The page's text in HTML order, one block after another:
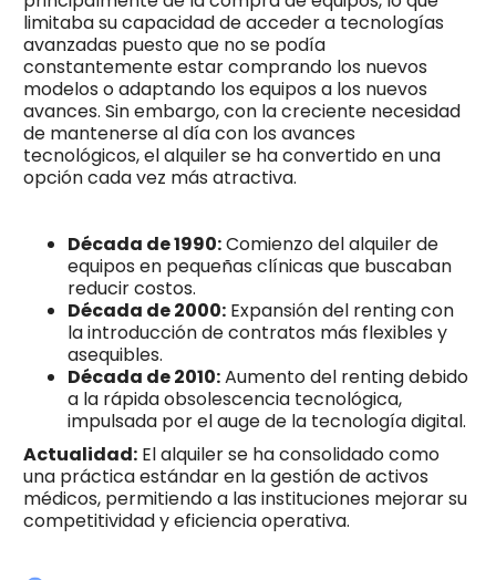
limitaba su capacidad de acceder a tecnologías
avanzadas puesto que no se podía
constantemente estar comprando los nuevos
modelos o adaptando los equipos a los nuevos
avances. Sin embargo, con la creciente necesidad
de mantenerse al día con los avances
tecnológicos, el alquiler se ha convertido en una
opción cada vez más atractiva.
Década de 1990:Comienzo del alquiler de
equipos en pequeñas clínicas que buscaban
reducir costos.
Década de 2000:Expansión del renting con
la introducción de contratos más flexibles y
asequibles.
Década de 2010:Aumento del renting debido
a la rápida obsolescencia tecnológica,
impulsada por el auge de la tecnología digital.
Actualidad:El alquiler se ha consolidado como
una práctica estándar en la gestión de activos
médicos, permitiendo a las instituciones mejorar su
competitividad y eficiencia operativa.